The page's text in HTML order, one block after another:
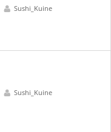
Sushi_Kuine
Sushi_Kuine